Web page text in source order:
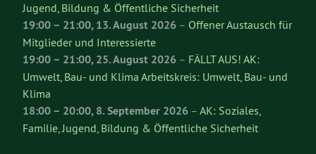
Jugend, Bildung & Öffentliche Sicherheit
19:00– 21:00,13. August 2026 – Offener Austausch für
Mitglieder und Interessierte
19:00– 21:00,25. August 2026 – FÄLLT AUS! AK:
Umwelt, Bau- und Klima Arbeitskreis: Umwelt, Bau- und
Klima
18:00– 20:00,8. September 2026 – AK: Soziales,
Familie, Jugend, Bildung & Öffentliche Sicherheit